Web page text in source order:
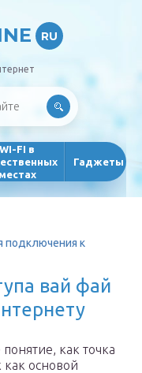
RU
WI-FI в
местах
Гаджеты
подключения к
вай фай
как точка
как основой